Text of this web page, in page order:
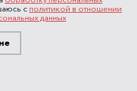
с политикой в отношении
данных
мне